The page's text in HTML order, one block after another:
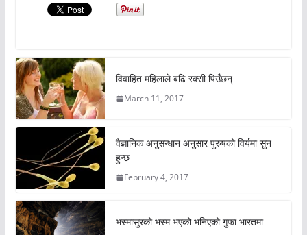
विवाहित महिलाले बढि रक्सी पिउँछन्
March 11, 2017
वैज्ञानिक अनुसन्धान अनुसार पुरुषको विर्यमा सुन
हुन्छ
February 4, 2017
भस्मासुरको भस्म भएको भनिएको गुफा भारतमा